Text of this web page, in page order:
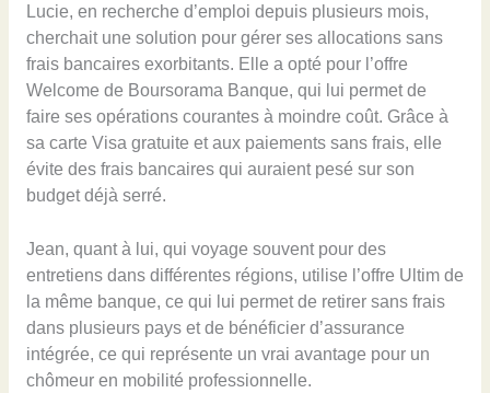
Lucie, en recherche d’emploi depuis plusieurs mois,
cherchait une solution pour gérer ses allocations sans
frais bancaires exorbitants. Elle a opté pour l’offre
Welcome de Boursorama Banque, qui lui permet de
faire ses opérations courantes à moindre coût. Grâce à
sa carte Visa gratuite et aux paiements sans frais, elle
évite des frais bancaires qui auraient pesé sur son
budget déjà serré.
Jean, quant à lui, qui voyage souvent pour des
entretiens dans différentes régions, utilise l’offre Ultim de
la même banque, ce qui lui permet de retirer sans frais
dans plusieurs pays et de bénéficier d’assurance
intégrée, ce qui représente un vrai avantage pour un
chômeur en mobilité professionnelle.